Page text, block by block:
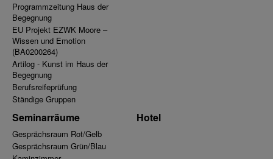
Programmzeitung Haus der
Begegnung
EU Projekt EZWK Moore –
Wissen und Emotion
(BA0200264)
Artilog - Kunst im Haus der
Begegnung
Berufsreifeprüfung
Ständige Gruppen
Seminarräume
Gesprächsraum Rot/Gelb
Gesprächsraum Grün/Blau
Hotel